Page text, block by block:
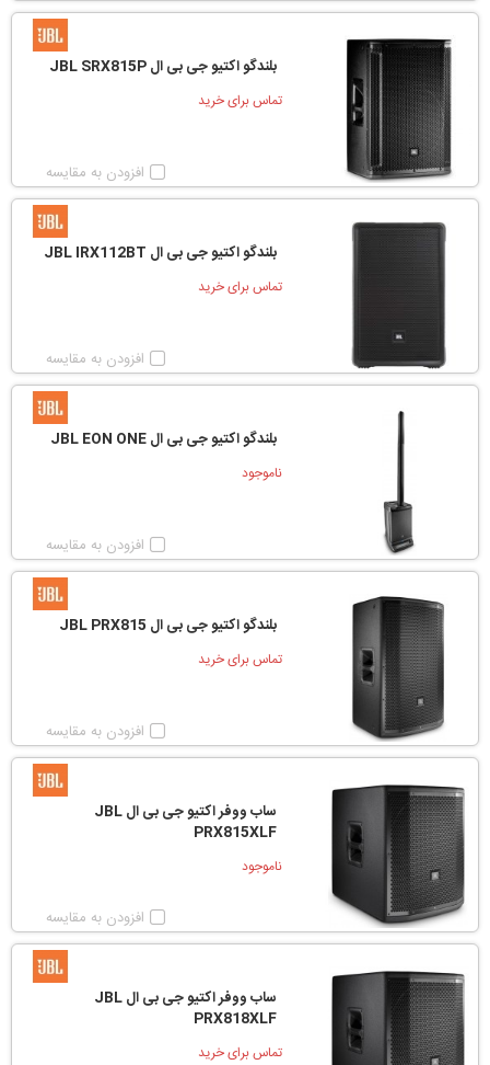
بلندگو اکتیو جی بی ال JBL SRX815P
تماس برای خرید
افزودن به مقایسه
بلندگو اکتیو جی بی ال JBL IRX112BT
تماس برای خرید
افزودن به مقایسه
بلندگو اکتیو جی بی ال JBL EON ONE
ناموجود
افزودن به مقایسه
بلندگو اکتیو جی بی ال JBL PRX815
تماس برای خرید
افزودن به مقایسه
ساب ووفر اکتیو جی بی ال JBL
PRX815XLF
ناموجود
افزودن به مقایسه
ساب ووفر اکتیو جی بی ال JBL
PRX818XLF
تماس برای خرید